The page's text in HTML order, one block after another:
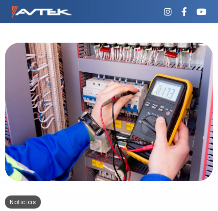
Noticias